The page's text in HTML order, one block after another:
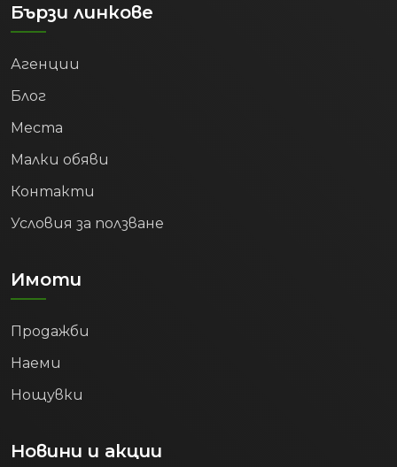
Бързи линкове
Агенции
Блог
Места
Малки обяви
Контакти
Условия за ползване
Имоти
Продажби
Наеми
Нощувки
Новини и акции